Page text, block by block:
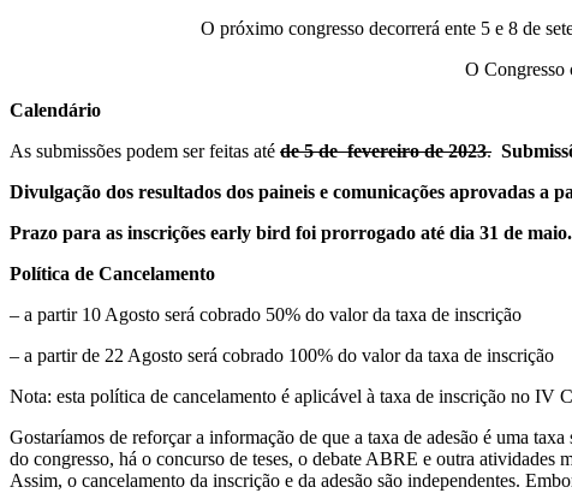
O próximo congresso decorrerá ente 5 e 8 de
O Congresso
Calendário
As submissões podem ser feitas até de 5 de fevereiro de 2023.
Divulgação dos resultados dos paineis e comunicações aprovadas a
Prazo para as inscrições early bird foi prorrogado até dia 31 de maio.
Política de Cancelamento
– a partir 10 Agosto será cobrado 50% do valor da taxa de inscrição
– a partir de 22 Agosto será cobrado 100% do valor da taxa de inscrição
Nota: esta política de cancelamento é aplicável à taxa de inscrição no IV
Gostaríamos de reforçar a informação de que a taxa de adesão é uma
do congresso, há o concurso de teses, o debate ABRE e outra atividades
Assim, o cancelamento da inscrição e da adesão são independentes.